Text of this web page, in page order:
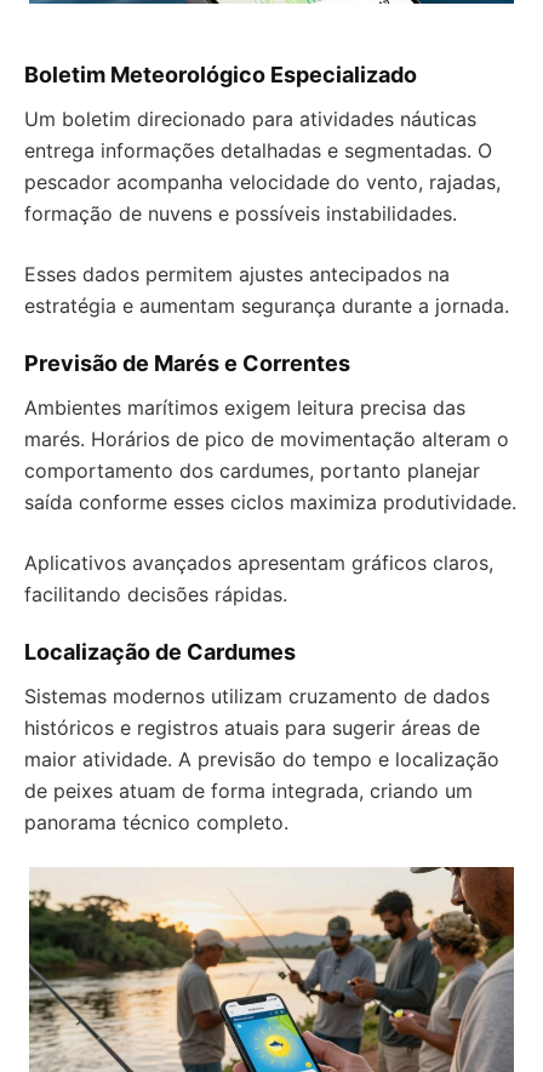
Boletim Meteorológico Especializado
Um boletim direcionado para atividades náuticas
entrega informações detalhadas e segmentadas. O
pescador acompanha velocidade do vento, rajadas,
formação de nuvens e possíveis instabilidades.
Esses dados permitem ajustes antecipados na
estratégia e aumentam segurança durante a jornada.
Previsão de Marés e Correntes
Ambientes marítimos exigem leitura precisa das
marés. Horários de pico de movimentação alteram o
comportamento dos cardumes, portanto planejar
saída conforme esses ciclos maximiza produtividade.
Aplicativos avançados apresentam gráficos claros,
facilitando decisões rápidas.
Localização de Cardumes
Sistemas modernos utilizam cruzamento de dados
históricos e registros atuais para sugerir áreas de
maior atividade. A previsão do tempo e localização
de peixes atuam de forma integrada, criando um
panorama técnico completo.